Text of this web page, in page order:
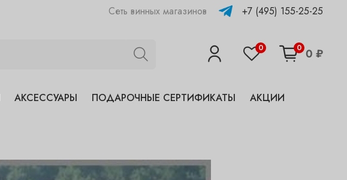
Сеть винных магазинов +7 (495) 155-25-25
0 0 0 ₽
АКСЕССУАРЫ ПОДАРОЧНЫЕ СЕРТИФИКАТЫ АКЦИИ